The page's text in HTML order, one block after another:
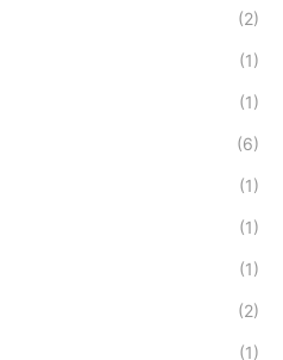
(2)
(1)
(1)
(6)
(1)
(1)
(1)
(2)
(1)